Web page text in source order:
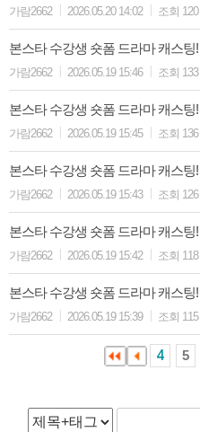
가람2662 2026.05.20 14:02 조회 120
본스타 수강생 숏폼 드라마 캐스팅!
가람2662 2026.05.19 15:46 조회 133
본스타 수강생 숏폼 드라마 캐스팅!
가람2662 2026.05.19 15:45 조회 136
본스타 수강생 숏폼 드라마 캐스팅!
가람2662 2026.05.19 15:43 조회 126
본스타 수강생 숏폼 드라마 캐스팅!
가람2662 2026.05.19 15:42 조회 118
본스타 수강생 숏폼 드라마 캐스팅!
가람2662 2026.05.19 15:39 조회 115
4 5